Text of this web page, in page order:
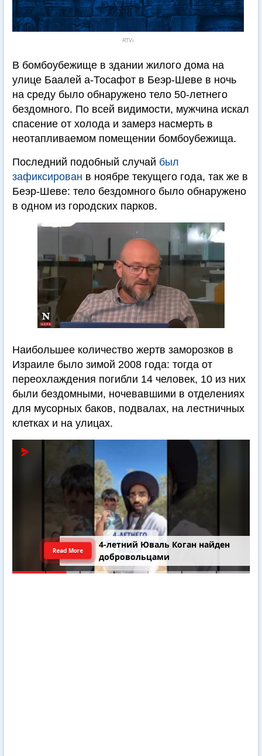
RTVi
В бомбоубежище в здании жилого дома на
улице Баалей а-Тосафот в Беэр-Шеве в ночь
на среду было обнаружено тело 50-летнего
бездомного. По всей видимости, мужчина искал
спасение от холода и замерз насмерть в
неотапливаемом помещении бомбоубежища.
Последний подобный случай был
зафиксирован в ноябре текущего года, так же в
Беэр-Шеве: тело бездомного было обнаружено
в одном из городских парков.
Наибольшее количество жертв заморозков в
Израиле было зимой 2008 года: тогда от
переохлаждения погибли 14 человек, 10 из них
были бездомными, ночевавшими в отделениях
для мусорных баков, подвалах, на лестничных
клетках и на улицах.
4-летний Юваль Коган найден
добровольцами
Read More